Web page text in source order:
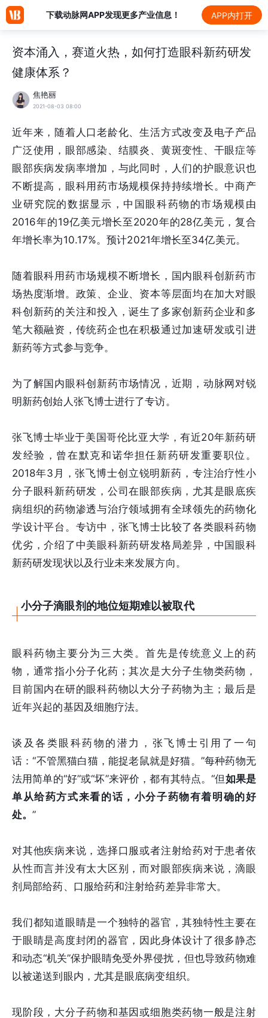
下载动脉网APP发现更多产业信息！ APP内打开
资本涌入，赛道火热，如何打造眼科新药研发
健康体系？
焦艳丽
2021-08-03 08:00
近年来，随着人口老龄化、生活方式改变及电子产品
广泛使用，眼部感染、结膜炎、黄斑变性、干眼症等
眼部疾病发病率增加，与此同时，人们的护眼意识也
不断提高，眼科用药市场规模保持持续增长。中商产
业研究院的数据显示，中国眼科药物的市场规模由
2016年的19亿美元增长至2020年的28亿美元，复合
年增长率为10.17%。预计2021年增长至34亿美元。
随着眼科用药市场规模不断增长，国内眼科创新药市
场热度渐增。政策、企业、资本等层面均在加大对眼
科创新药的关注和投入，诞生了多家创新药企业和多
笔大额融资，传统药企也在积极通过加速研发或引进
新药等方式参与竞争。
为了解国内眼科创新药市场情况，近期，动脉网对锐
明新药创始人张飞博士进行了专访。
张飞博士毕业于美国哥伦比亚大学，有近20年新药研
发经验，曾在默克和诺华担任新药研发重要职位。
2018年3月，张飞博士创立锐明新药，专注治疗性小
分子眼科新药研发，公司在眼部疾病，尤其是眼底疾
病组织的药物渗透与治疗领域拥有全球领先的药物化
学设计平台。专访中，张飞博士比较了各类眼科药物
优劣，介绍了中美眼科新药研发格局差异，中国眼科
新药研发现状以及行业未来发展方向。
小分子滴眼剂的地位短期难以被取代
眼科药物主要分为三大类。首先是传统意义上的药
物，通常指小分子化药；其次是大分子生物类药物，
目前国内在研的眼科药物以大分子药物为主；最后是
近年兴起的基因及细胞疗法。
谈及各类眼科药物的潜力，张飞博士引用了一句
话：“不管黑猫白猫，能捉老鼠就是好猫。”每种药物无
法用简单的“好”或“坏”来评价，都有其特点。“但如果是
单从给药方式来看的话，小分子药物有着明确的好
处。”
对其他疾病来说，选择口服或者注射给药对于患者依
从性而言并没有太大区别，而对眼部疾病来说，滴眼
剂局部给药、口服给药和注射给药差异非常大。
我们都知道眼睛是一个独特的器官，其独特性主要在
于眼睛是高度封闭的器官，因此身体设计了很多静态
和动态“机关”保护眼睛免受外界侵扰，但也导致药物难
以被递送到眼内，尤其是眼底病变组织。
现阶段，大分子药物和基因或细胞类药物一般是注射